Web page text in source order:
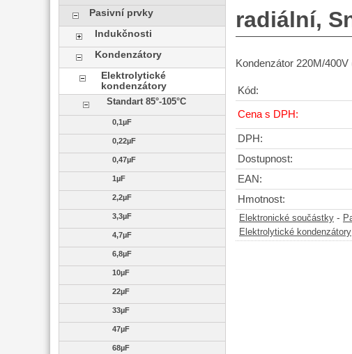
radiální,
Kondenzátor 220M/
Kód:
Cena s DPH:
DPH:
Dostupnost:
EAN:
Hmotnost:
Elektronické součástky -
Elektrolytické kondenzátory
Pasivní prvky
Indukčnosti
Kondenzátory
Elektrolytické
kondenzátory
Standart 85°-105°C
0,1µF
0,22µF
0,47µF
1µF
2,2µF
3,3µF
4,7µF
6,8µF
10µF
22µF
33µF
47µF
68µF